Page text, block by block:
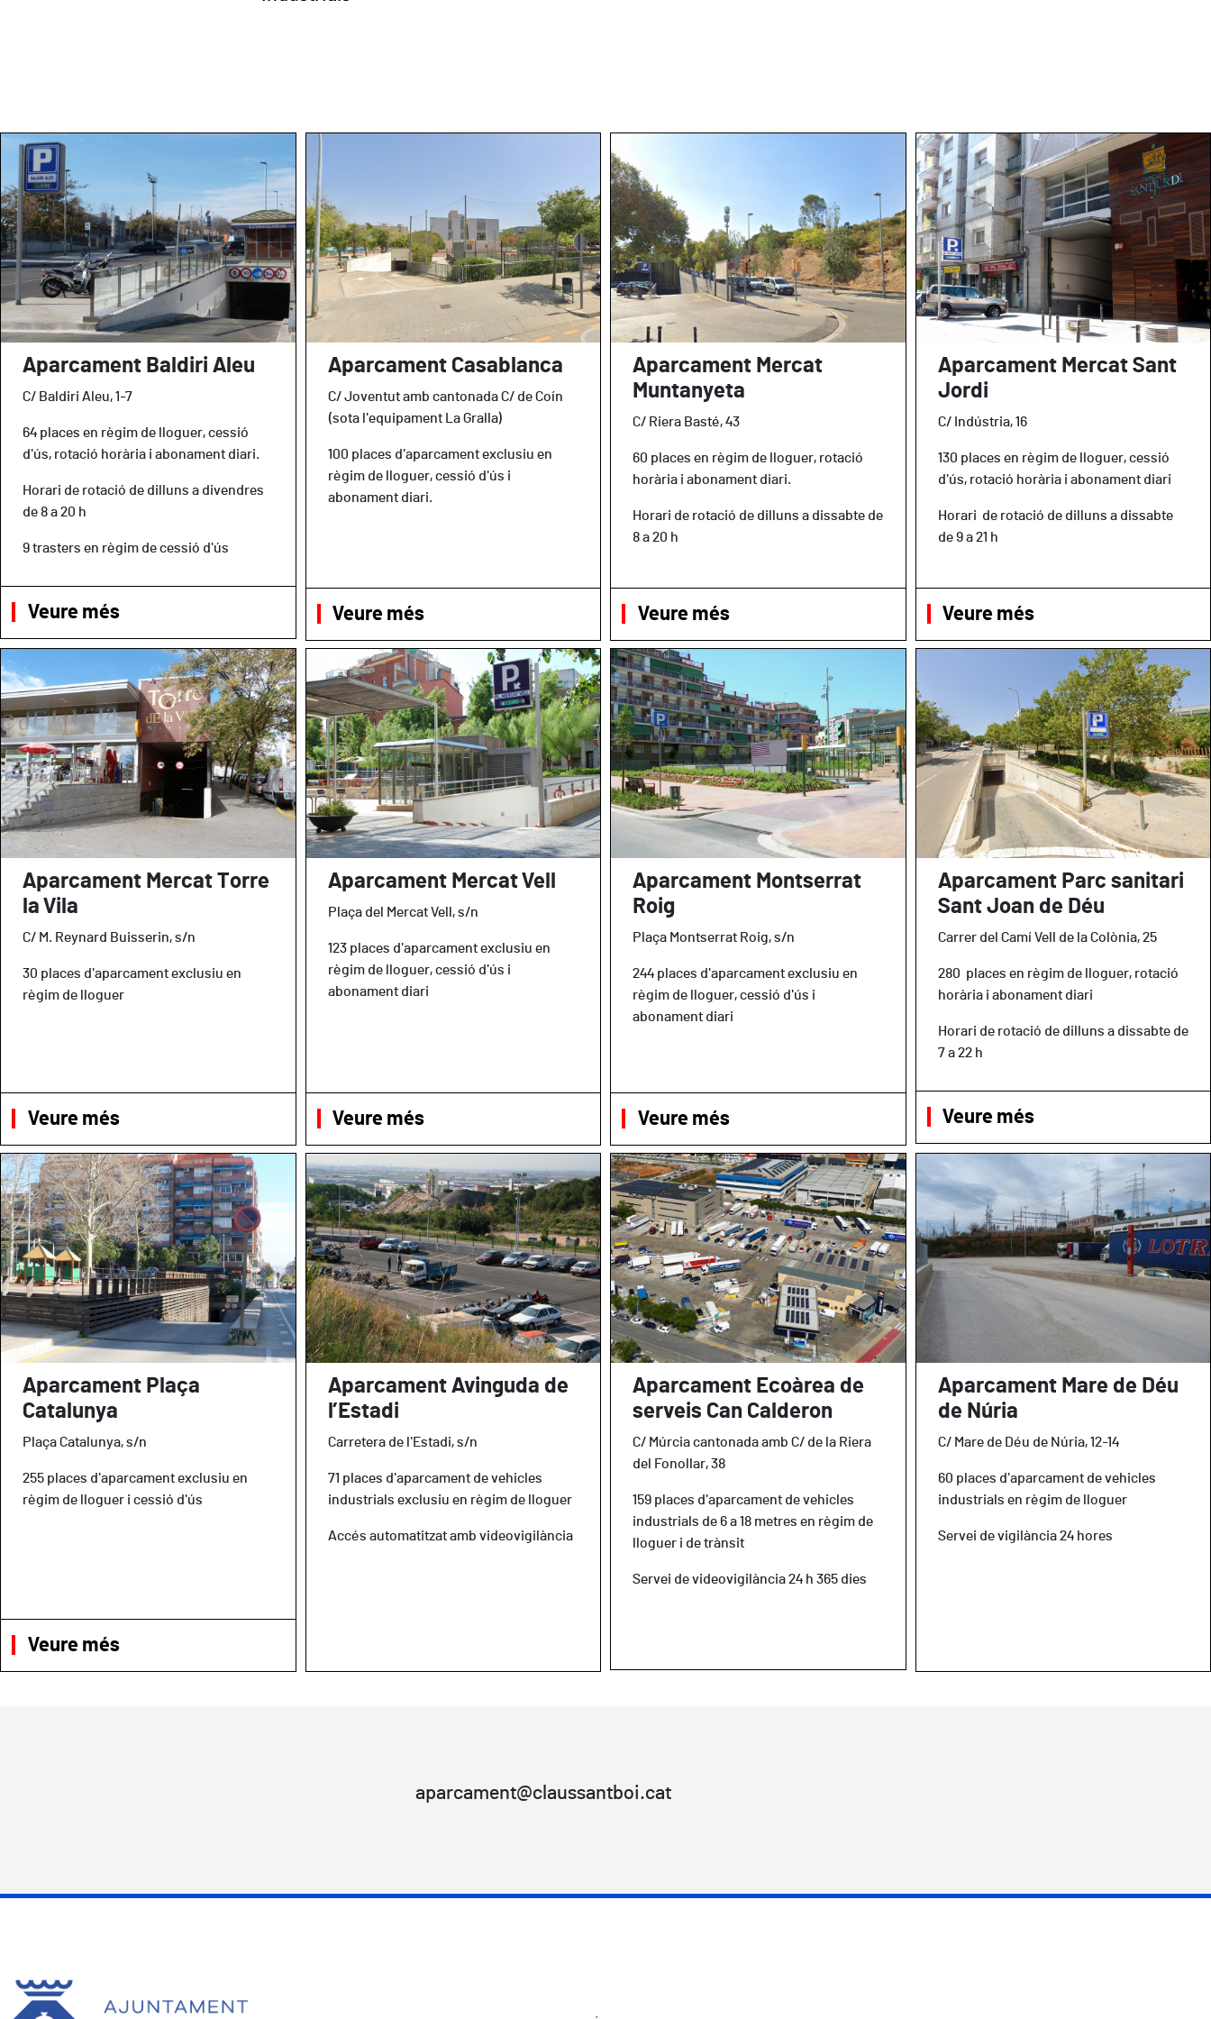
Aparcament Baldiri Aleu
C/ Baldiri Aleu, 1-7
64 places en règim de lloguer, cessió
d'ús, rotació horària i abonament diari.
Horari de rotació de dilluns a divendres
de 8 a 20 h
9 trasters en règim de cessió d'ús
Veure més
Aparcament Casablanca
C/ Joventut amb cantonada C/ de Coín
(sota l'equipament La Gralla)
100 places d'aparcament exclusiu en
règim de lloguer, cessió d'ús i
abonament diari.
Veure més
Aparcament Mercat
Muntanyeta
C/ Riera Basté, 43
60 places en règim de lloguer, rotació
horària i abonament diari.
Horari de rotació de dilluns a dissabte de
8 a 20 h
Veure més
Aparcament Mercat Sant
Jordi
C/ Indústria, 16
130 places en règim de lloguer, cessió
d'ús, rotació horària i abonament diari
Horari de rotació de dilluns a dissabte
de 9 a 21 h
Veure més
Aparcament Mercat Torre
la Vila
C/ M. Reynard Buisserin, s/n
30 places d'aparcament exclusiu en
règim de lloguer
Veure més
Aparcament Mercat Vell
Plaça del Mercat Vell, s/n
123 places d'aparcament exclusiu en
règim de lloguer, cessió d'ús i
abonament diari
Veure més
Aparcament Montserrat
Roig
Plaça Montserrat Roig, s/n
244 places d'aparcament exclusiu en
règim de lloguer, cessió d'ús i
abonament diari
Veure més
Aparcament Parc sanitari
Sant Joan de Déu
Carrer del Camí Vell de la Colònia, 25
280 places en règim de lloguer, rotació
horària i abonament diari
Horari de rotació de dilluns a dissabte de
7 a 22 h
Veure més
Aparcament Plaça
Catalunya
Plaça Catalunya, s/n
255 places d'aparcament exclusiu en
règim de lloguer i cessió d'ús
Veure més
Aparcament Avinguda de
l’Estadi
Carretera de l'Estadi, s/n
71 places d'aparcament de vehicles
industrials exclusiu en règim de lloguer
Accés automatitzat amb videovigilància
Aparcament Ecoàrea de
serveis Can Calderon
C/ Múrcia cantonada amb C/ de la Riera
del Fonollar, 38
159 places d'aparcament de vehicles
industrials de 6 a 18 metres en règim de
lloguer i de trànsit
Servei de videovigilància 24 h 365 dies
Aparcament Mare de Déu
de Núria
C/ Mare de Déu de Núria, 12-14
60 places d'aparcament de vehicles
industrials en règim de lloguer
Servei de vigilància 24 hores
aparcament@claussantboi.cat